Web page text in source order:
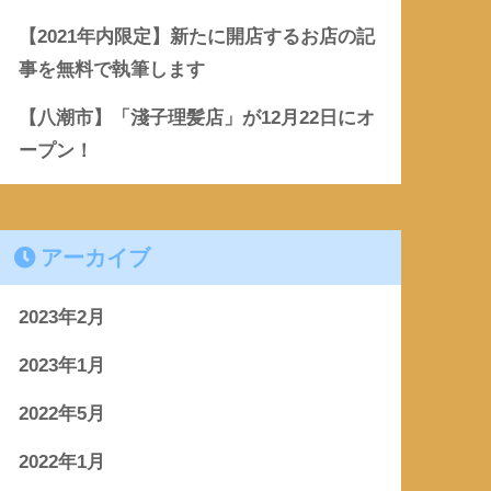
【2021年内限定】新たに開店するお店の記
事を無料で執筆します
【八潮市】「淺子理髪店」が12月22日にオ
ープン！
アーカイブ
2023年2月
2023年1月
2022年5月
2022年1月